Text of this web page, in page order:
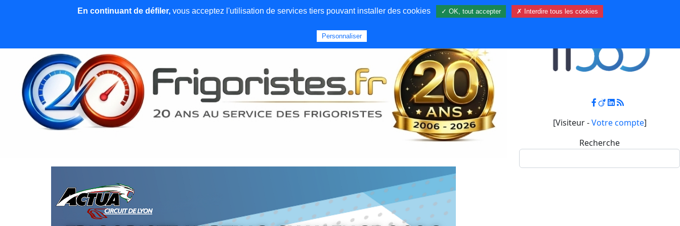
News et articles Emploi Qui sommes nous Contact Mon compte
[Visiteur -Votre compte]
Recherche
En continuant de défiler,vous acceptez l'utilisation de services tiers pouvant installer des cookies ✓ OK, tout accepter ✗ Interdire tous les cookies
Personnaliser